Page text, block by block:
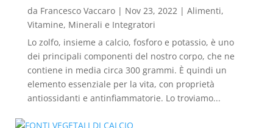
da Francesco Vaccaro| Nov 23, 2022| Alimenti,
Vitamine, Minerali e Integratori
Lo zolfo, insieme a calcio, fosforo e potassio, è uno
dei principali componenti del nostro corpo, che ne
contiene in media circa 300 grammi. È quindi un
elemento essenziale per la vita, con proprietà
antiossidanti e antinfiammatorie. Lo troviamo...